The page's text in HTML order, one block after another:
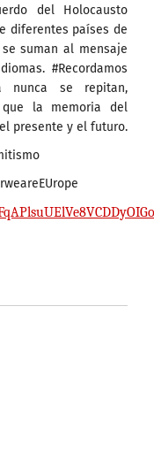
del Holocausto
diferentes países de
suman al mensaje
#Recordamos
nunca se repitan,
la memoria del
presente y el futuro.